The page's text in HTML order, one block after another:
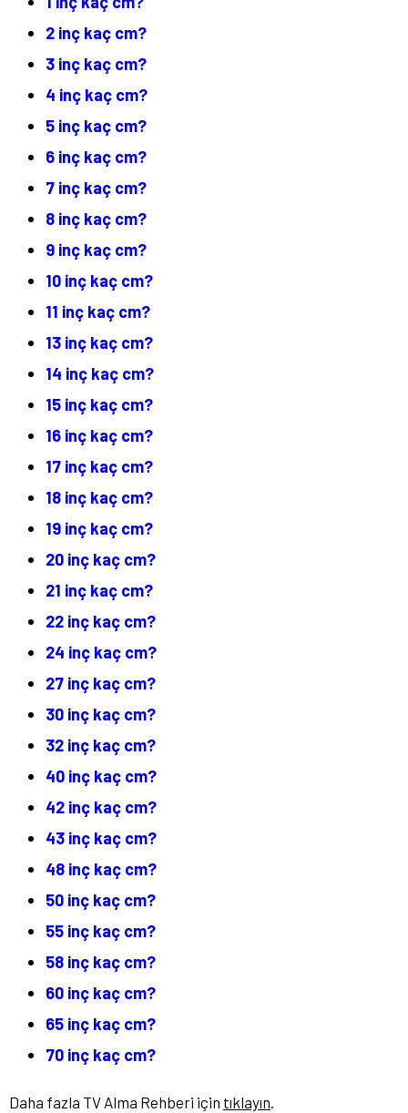
2 inç kaç cm?
3 inç kaç cm?
4 inç kaç cm?
5 inç kaç cm?
6 inç kaç cm?
7 inç kaç cm?
8 inç kaç cm?
9 inç kaç cm?
10 inç kaç cm?
11 inç kaç cm?
13 inç kaç cm?
14 inç kaç cm?
15 inç kaç cm?
16 inç kaç cm?
17 inç kaç cm?
18 inç kaç cm?
19 inç kaç cm?
20 inç kaç cm?
21 inç kaç cm?
22 inç kaç cm?
24 inç kaç cm?
27 inç kaç cm?
30 inç kaç cm?
32 inç kaç cm?
40 inç kaç cm?
42 inç kaç cm?
43 inç kaç cm?
48 inç kaç cm?
50 inç kaç cm?
55 inç kaç cm?
58 inç kaç cm?
60 inç kaç cm?
65 inç kaç cm?
70 inç kaç cm?
Daha fazla TV Alma Rehberi için tıklayın